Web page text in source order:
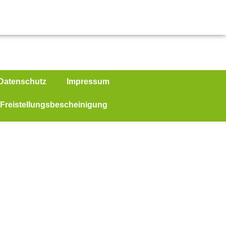
Datenschutz Impressum
Freistellungsbescheinigung